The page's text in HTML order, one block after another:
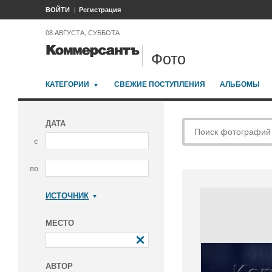
ВОЙТИ Регистрация
08 АВГУСТА, СУББОТА
Фото
КАТЕГОРИИ СВЕЖИЕ ПОСТУПЛЕНИЯ АЛЬБОМЫ
ДАТА
с
по
ИСТОЧНИК
МЕСТО
АВТОР